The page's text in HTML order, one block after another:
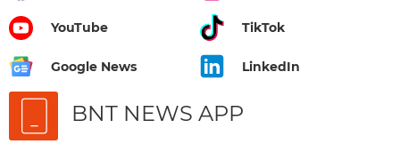
YouTube TikTok
Google News LinkedIn
BNT NEWS APP